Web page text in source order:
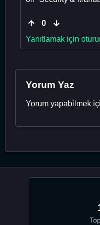
0
Yanıtlamak için
Yorum Yaz
Yorum yapabilmek